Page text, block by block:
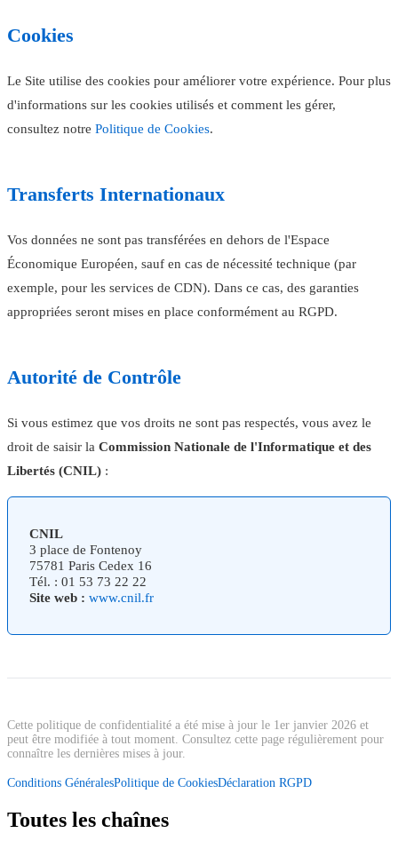
Cookies
Le Site utilise des cookies pour améliorer votre expérience. Pour plus
d'informations sur les cookies utilisés et comment les gérer,
consultez notre Politique de Cookies.
Transferts Internationaux
Vos données ne sont pas transférées en dehors de l'Espace
Économique Européen, sauf en cas de nécessité technique (par
exemple, pour les services de CDN). Dans ce cas, des garanties
appropriées seront mises en place conformément au RGPD.
Autorité de Contrôle
Si vous estimez que vos droits ne sont pas respectés, vous avez le
droit de saisir la Commission Nationale de l'Informatique et des
Libertés (CNIL) :
CNIL
3 place de Fontenoy
75781 Paris Cedex 16
Tél. : 01 53 73 22 22
Site web : www.cnil.fr
Cette politique de confidentialité a été mise à jour le 1er janvier 2026 et
peut être modifiée à tout moment. Consultez cette page régulièrement pour
connaître les dernières mises à jour.
Conditions GénéralesPolitique de CookiesDéclaration RGPD
Toutes les chaînes